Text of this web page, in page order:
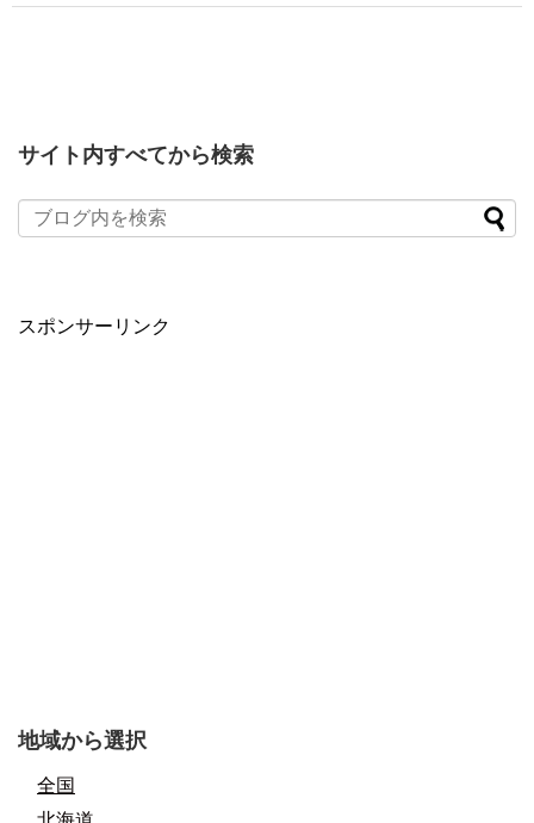
サイト内すべてから検索
スポンサーリンク
地域から選択
全国